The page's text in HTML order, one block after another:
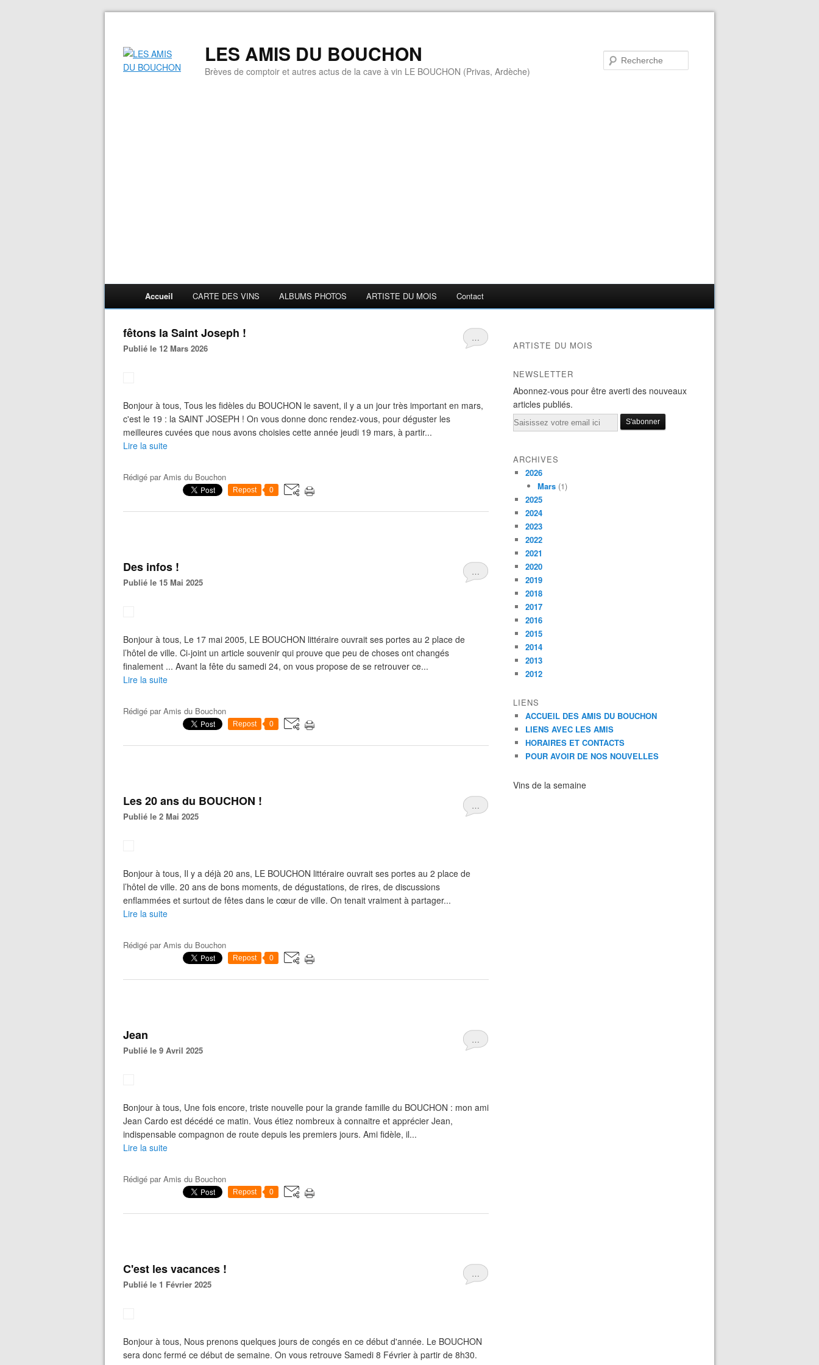
LES AMIS DU BOUCHON
Brèves de comptoir et autres actus de la cave à vin LE BOUCHON (Privas, Ardèche)
Accueil CARTE DES VINS ALBUMS PHOTOS ARTISTE DU MOIS Contact
…
fêtons la Saint Joseph !
Publié le 12 Mars 2026
Bonjour à tous, Tous les fidèles du BOUCHON le savent, il y a un jour très important en mars,
c'est le 19 : la SAINT JOSEPH ! On vous donne donc rendez-vous, pour déguster les
meilleures cuvées que nous avons choisies cette année jeudi 19 mars, à partir...
Lire la suite
Rédigé parAmis du Bouchon
Repost 0
…
Des infos !
Publié le 15 Mai 2025
Bonjour à tous, Le 17 mai 2005, LE BOUCHON littéraire ouvrait ses portes au 2 place de
l’hôtel de ville. Ci-joint un article souvenir qui prouve que peu de choses ont changés
finalement ... Avant la fête du samedi 24, on vous propose de se retrouver ce...
Lire la suite
Rédigé parAmis du Bouchon
Repost 0
…
Les 20 ans du BOUCHON !
Publié le 2 Mai 2025
Bonjour à tous, Il y a déjà 20 ans, LE BOUCHON littéraire ouvrait ses portes au 2 place de
l’hôtel de ville. 20 ans de bons moments, de dégustations, de rires, de discussions
enflammées et surtout de fêtes dans le cœur de ville. On tenait vraiment à partager...
Lire la suite
Rédigé parAmis du Bouchon
Repost 0
…
Jean
Publié le 9 Avril 2025
Bonjour à tous, Une fois encore, triste nouvelle pour la grande famille du BOUCHON : mon ami
Jean Cardo est décédé ce matin. Vous étiez nombreux à connaitre et apprécier Jean,
indispensable compagnon de route depuis les premiers jours. Ami fidèle, il...
Lire la suite
Rédigé parAmis du Bouchon
Repost 0
…
C'est les vacances !
Publié le 1 Février 2025
Bonjour à tous, Nous prenons quelques jours de congés en ce début d'année. Le BOUCHON
sera donc fermé ce début de semaine. On vous retrouve Samedi 8 Février à partir de 8h30.
ARTISTE DU MOIS
NEWSLETTER
Abonnez-vous pour être averti des nouveaux
articles publiés.
Email
ARCHIVES
2026
Mars (1)
2025
2024
2023
2022
2021
2020
2019
2018
2017
2016
2015
2014
2013
2012
LIENS
ACCUEIL DES AMIS DU BOUCHON
LIENS AVEC LES AMIS
HORAIRES ET CONTACTS
POUR AVOIR DE NOS NOUVELLES
Vins de la semaine